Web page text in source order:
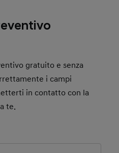
gratuito e senza
i campi
in contatto con la
te.